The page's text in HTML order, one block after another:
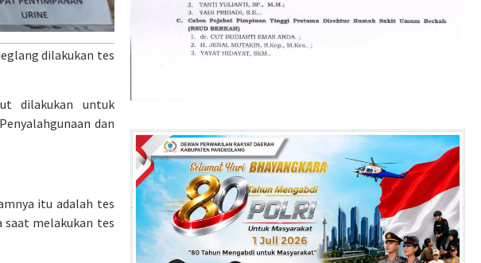
dilakukan tes
dilakukan untuk
dan
itu adalah tes
saat melakukan tes